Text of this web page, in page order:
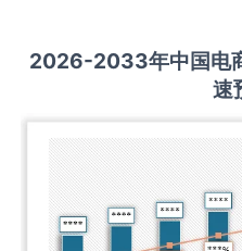
2026-2033年中国电
速